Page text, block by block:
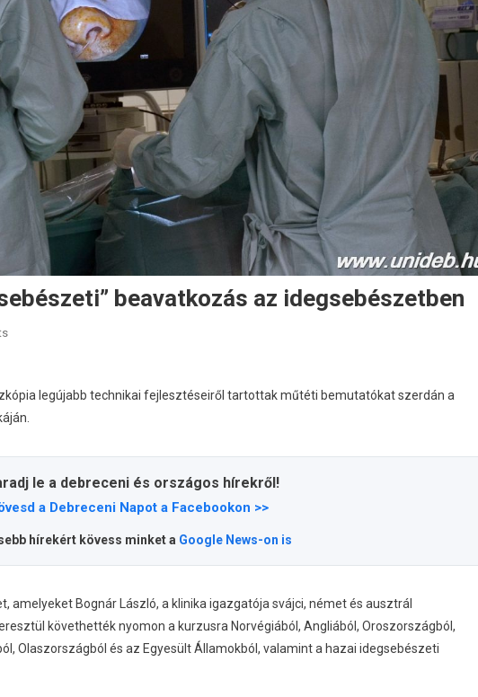
beavatkozás az idegsebészetben
legújabb technikai fejlesztéseiről tartottak műtéti bemutatókat szerdán a
le a debreceni és országos hírekről!
a Debreceni Napot a Facebookon >>
hírekért kövess minket a Google News-on is
amelyeket Bognár László, a klinika igazgatója svájci, német és ausztrál
követhették nyomon a kurzusra Norvégiából, Angliából, Oroszországból,
Olaszországból és az Egyesült Államokból, valamint a hazai idegsebészeti